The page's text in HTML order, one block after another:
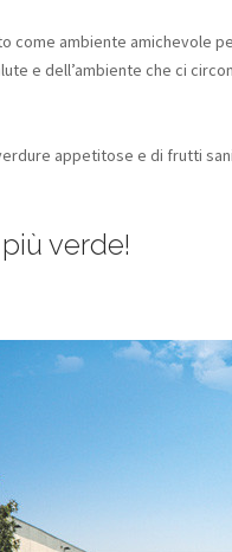
come ambiente amichevole
e dell’ambiente che ci
appetitose e di frutti
verde!